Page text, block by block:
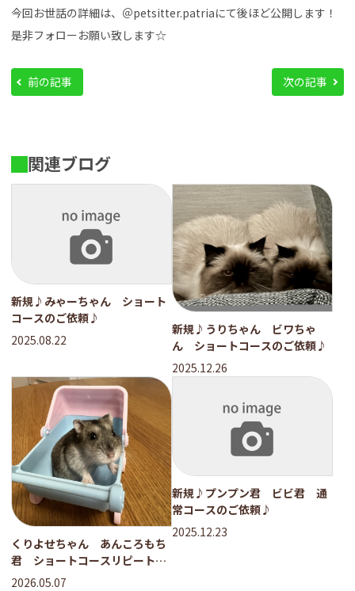
今回お世話の詳細は、＠petsitter.patriaにて後ほど公開します！
是非フォローお願い致します☆
前の記事 次の記事
関連ブログ
新規♪みゃーちゃん ショート
コースのご依頼♪
2025.08.22
新規♪うりちゃん ビワちゃ
ん ショートコースのご依頼♪
2025.12.26
くりよせちゃん あんころもち
君 ショートコースリピートの
ご依頼♪
2026.05.07
新規♪プンプン君 ビビ君 通
常コースのご依頼♪
2025.12.23